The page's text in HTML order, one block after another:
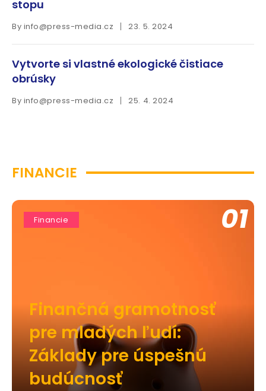
stopu
By info@press-media.cz 23. 5. 2024
Vytvorte si vlastné ekologické čistiace
obrúsky
By info@press-media.cz 25. 4. 2024
FINANCIE
Financie 01
Finančná gramotnosť
pre mladých ľudí:
Základy pre úspešnú
budúcnosť